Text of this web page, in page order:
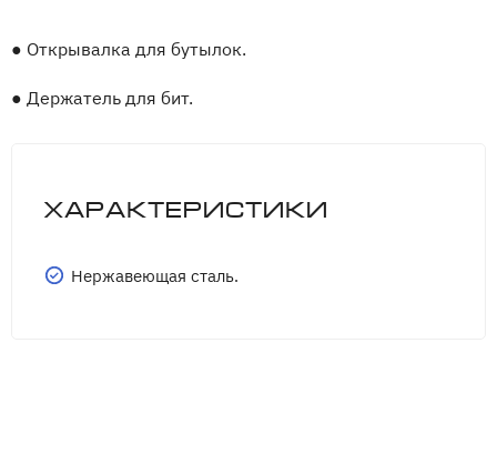
● Открывалка для бутылок.
● Держатель для бит.
Характеристики
Нержавеющая сталь.